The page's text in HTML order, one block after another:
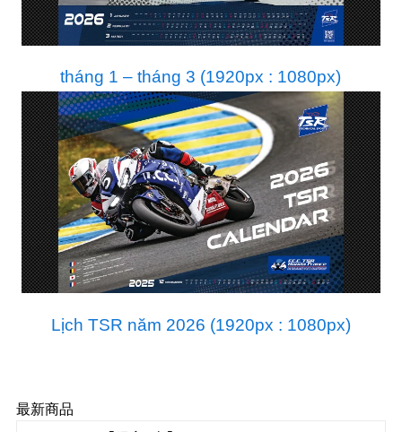
tháng 1 – tháng 3 (1920px : 1080px)
Lịch TSR năm 2026 (1920px : 1080px)
最新商品